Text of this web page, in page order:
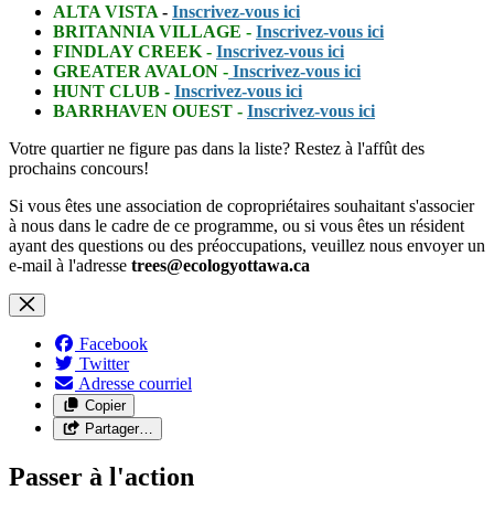
ALTA VISTA - Inscrivez-vous ici
BRITANNIA VILLAGE - Inscrivez-vous ici
FINDLAY CREEK - Inscrivez-vous ici
GREATER AVALON - Inscrivez-vous ici
HUNT CLUB - Inscrivez-vous ici
BARRHAVEN OUEST - Inscrivez-vous ici
Votre quartier ne figure pas dans la liste? Restez à l'affût des
prochains concours!
Si vous êtes une association de copropriétaires souhaitant s'associer
à nous dans le cadre de ce programme, ou si vous êtes un résident
ayant des questions ou des préoccupations, veuillez nous envoyer un
e-mail à l'adresse trees@ecologyottawa.ca
Facebook
Twitter
Adresse courriel
Copier
Partager…
Passer à l'action